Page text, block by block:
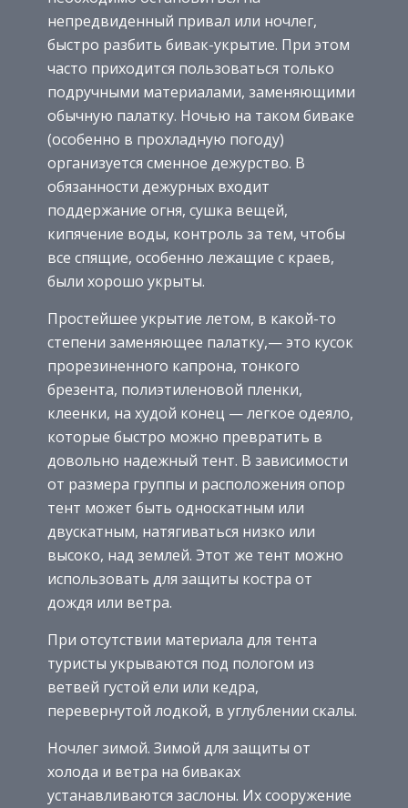
непредвиденный привал или ночлег,
быстро разбить бивак-укрытие. При этом
часто приходится пользоваться только
подручными материалами, заменяющими
обычную палатку. Ночью на таком биваке
(особенно в прохладную погоду)
организуется сменное дежурство. В
обязанности дежурных входит
поддержание огня, сушка вещей,
кипячение воды, контроль за тем, чтобы
все спящие, особенно лежащие с краев,
были хорошо укрыты.
Простейшее укрытие летом, в какой-то
степени заменяющее палатку,— это кусок
прорезиненного капрона, тонкого
брезента, полиэтиленовой пленки,
клеенки, на худой конец — легкое одеяло,
которые быстро можно превратить в
довольно надежный тент. В зависимости
от размера группы и расположения опор
тент может быть односкатным или
двускатным, натягиваться низко или
высоко, над землей. Этот же тент можно
использовать для защиты костра от
дождя или ветра.
При отсутствии материала для тента
туристы укрываются под пологом из
ветвей густой ели или кедра,
перевернутой лодкой, в углублении скалы.
Ночлег зимой. Зимой для защиты от
холода и ветра на биваках
устанавливаются заслоны. Их сооружение